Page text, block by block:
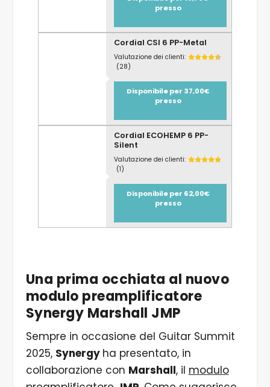
presso
Cordial CSI 6 PP-Metal
Valutazione dei clienti:
(28)
Disponibile per 37,00€
presso
Cordial ECOHEMP 6 PP-
Silent
Valutazione dei clienti:
(1)
Disponibile per 62,00€
presso
Una prima occhiata al nuovo
modulo preamplificatore
Synergy Marshall JMP
Sempre in occasione del Guitar Summit
2025, Synergy ha presentato, in
collaborazione con Marshall, il modulo